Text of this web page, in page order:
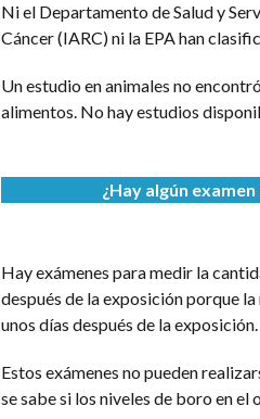
Ni el Departamento de Salud y
Cáncer (IARC) ni la EPA han
Un estudio en animales no
alimentos. No hay estudios
¿Hay algún
Hay exámenes para medir la
después de la exposición porque
unos días después de la exposición.
Estos exámenes no pueden
se sabe si los niveles de boro en